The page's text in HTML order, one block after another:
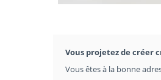
Vous projetez de créer
Vous êtes à la bonne